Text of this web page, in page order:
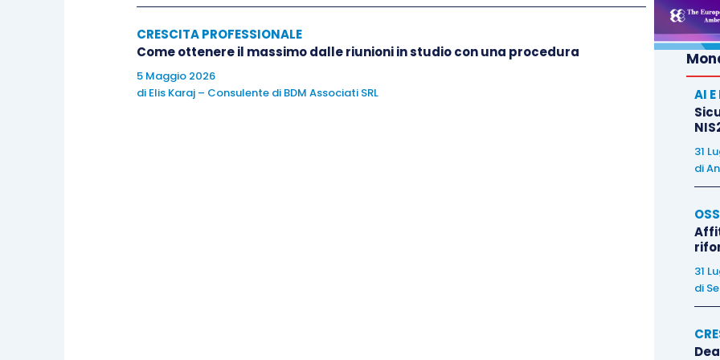
CRESCITA PROFESSIONALE
Come ottenere il massimo dalle riunioni in studio con una procedura
5 Maggio 2026
di Elis Karaj – Consulente di BDM Associati SRL
AI
31
di
31
di